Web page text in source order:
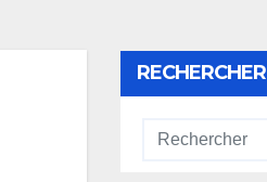
RECHERCHER